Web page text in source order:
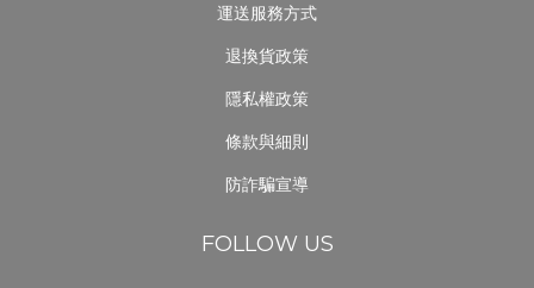
運送服務方式
退換貨政策
隱私權政策
條款與細則
防詐騙宣導
FOLLOW US